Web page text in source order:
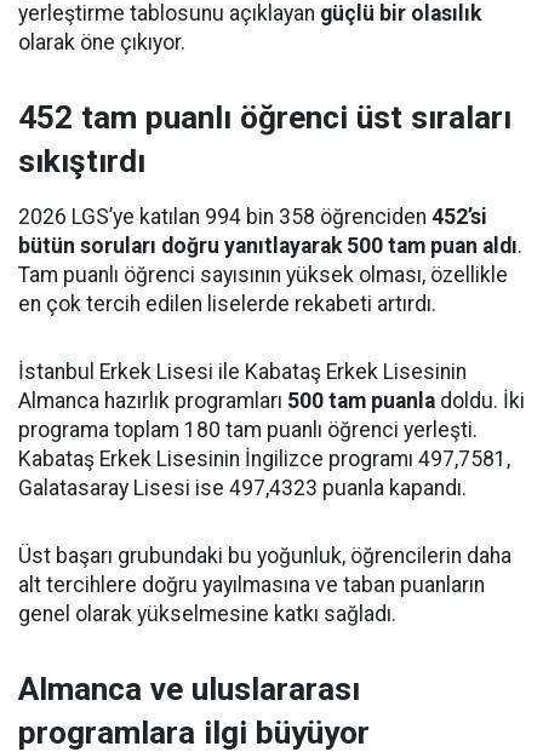
yerleştirme tablosunu açıklayan güçlü bir olasılık
olarak öne çıkıyor.
452 tam puanlı öğrenci üst sıraları
sıkıştırdı
2026 LGS’ye katılan 994 bin 358 öğrenciden 452’si
bütün soruları doğru yanıtlayarak 500 tam puan aldı.
Tam puanlı öğrenci sayısının yüksek olması, özellikle
en çok tercih edilen liselerde rekabeti artırdı.
İstanbul Erkek Lisesi ile Kabataş Erkek Lisesinin
Almanca hazırlık programları 500 tam puanla doldu. İki
programa toplam 180 tam puanlı öğrenci yerleşti.
Kabataş Erkek Lisesinin İngilizce programı 497,7581,
Galatasaray Lisesi ise 497,4323 puanla kapandı.
Üst başarı grubundaki bu yoğunluk, öğrencilerin daha
alt tercihlere doğru yayılmasına ve taban puanların
genel olarak yükselmesine katkı sağladı.
Almanca ve uluslararası
programlara ilgi büyüyor